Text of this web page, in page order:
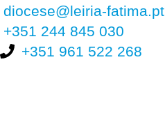
diocese@leiria-fatima.pt
+351 244 845 030
+351 961 522 268